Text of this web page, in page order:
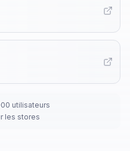
utilisateurs
les stores